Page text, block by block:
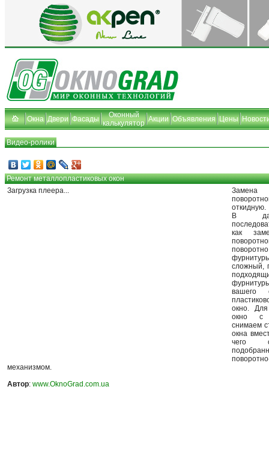
Окна Двери Фасады
Оконный
калькулятор Акции Объявления Цены
Видео-ролики
Ремонт металлопластиковых окон
Загрузка плеера...
откидную.
В
как
сложный,
вашего
окно.
окно с
снимаем
окна
чего
механизмом.
Автор: www.OknoGrad.com.ua